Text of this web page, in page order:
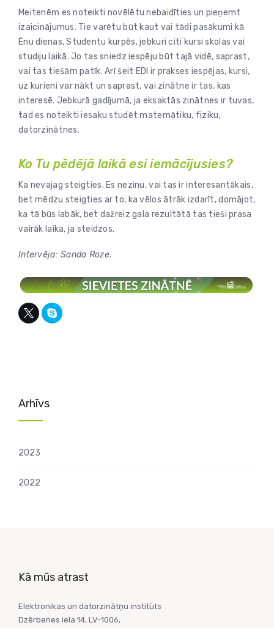
Meitenēm es noteikti novēlētu nebaidīties un pieņemt
izaicinājumus. Tie varētu būt kaut vai tādi pasākumi kā
Ēnu dienas, Studentu kurpēs, jebkuri citi kursi skolas vai
studiju laikā. Jo tas sniedz iespēju būt tajā vidē, saprast,
vai tas tiešām patīk. Arī šeit EDI ir prakses iespējas, kursi,
uz kurieni var nākt un saprast, vai zinātne ir tas, kas
interesē. Jebkurā gadījumā, ja eksaktās zinātnes ir tuvas,
tad es noteikti iesaku studēt matemātiku, fiziku,
datorzinātnes.
Ko Tu pēdējā laikā esi iemācījusies?
Ka nevajag steigties. Es nezinu, vai tas ir interesantākais,
bet mēdzu steigties ar to, ka vēlos ātrāk izdarīt, domājot,
ka tā būs labāk, bet dažreiz gala rezultātā tas tieši prasa
vairāk laika, ja steidzos.
Intervēja: Sanda Roze.
Arhīvs
2023
2022
Kā mūs atrast
Elektronikas un datorzinātņu institūts
Dzērbenes iela 14, LV-1006,